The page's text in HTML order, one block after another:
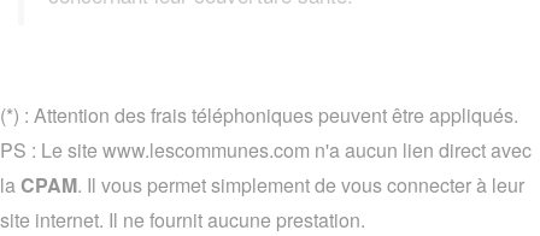
(*) : Attention des frais téléphoniques peuvent être appliqués.
PS : Le site www.lescommunes.com n'a aucun lien direct avec
laCPAM. Il vous permet simplement de vous connecter à leur
site internet. Il ne fournit aucune prestation.